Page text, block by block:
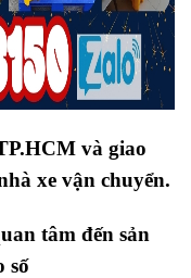
và giao
xe vận chuyển.
tâm đến sản
số